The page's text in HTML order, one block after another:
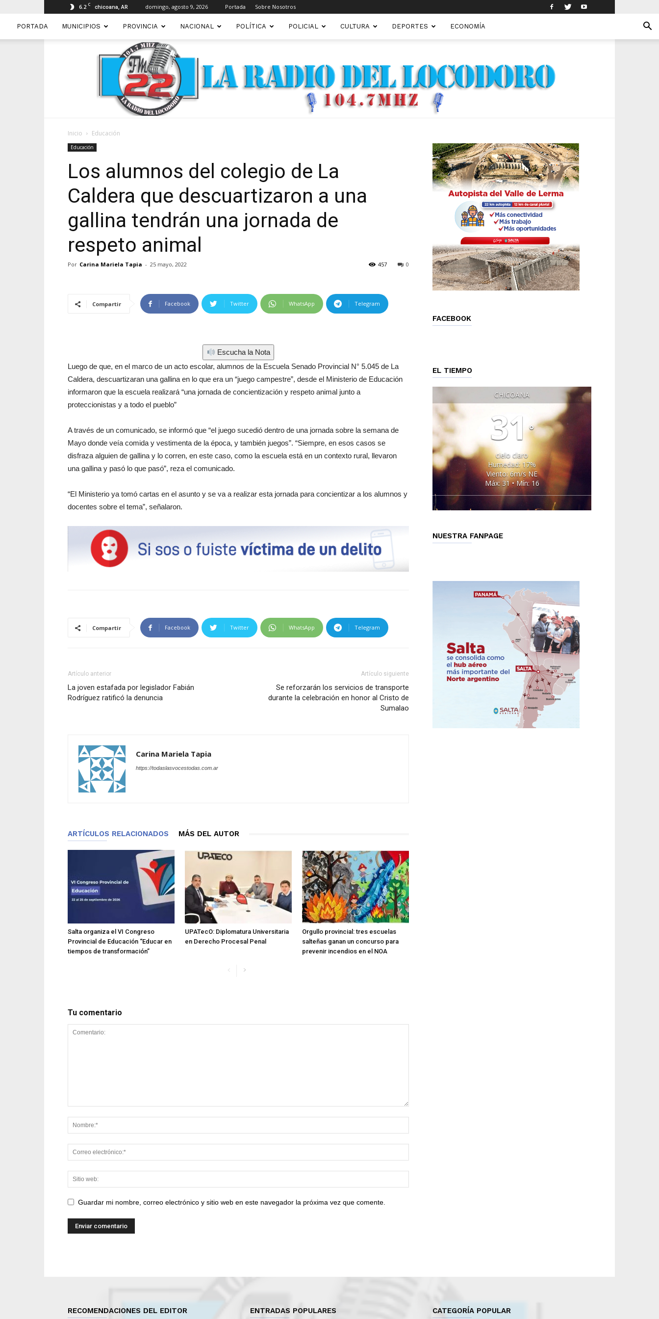
6.2 C chicoana, AR domingo, agosto 9, 2026 Portada Sobre Nosotros
PORTADA MUNICIPIOS PROVINCIA NACIONAL POLÍTICA POLICIAL CULTURA DEPORTES ECONOMÍA
Inicio Educación
Educación
Los alumnos del colegio de La
Caldera que descuartizaron a una
gallina tendrán una jornada de
respeto animal
Por Carina Mariela Tapia - 25 mayo, 2022 0
457
Compartir Facebook Twitter WhatsApp Telegram
Escucha la Nota
Luego de que, en el marco de un acto escolar, alumnos de la Escuela Senado Provincial N° 5.045 de La
Caldera, descuartizaran una gallina en lo que era un “juego campestre”, desde el Ministerio de Educación
informaron que la escuela realizará “una jornada de concientización y respeto animal junto a
proteccionistas y a todo el pueblo”
A través de un comunicado, se informó que “el juego sucedió dentro de una jornada sobre la semana de
Mayo donde veía comida y vestimenta de la época, y también juegos”. “Siempre, en esos casos se
disfraza alguien de gallina y lo corren, en este caso, como la escuela está en un contexto rural, llevaron
una gallina y pasó lo que pasó”, reza el comunicado.
“El Ministerio ya tomó cartas en el asunto y se va a realizar esta jornada para concientizar a los alumnos y
docentes sobre el tema”, señalaron.
Compartir Facebook Twitter WhatsApp Telegram
Artículo anterior
La joven estafada por legislador Fabián
Rodríguez ratificó la denuncia
Artículo siguiente
Se reforzarán los servicios de transporte
durante la celebración en honor al Cristo de
Sumalao
Carina Mariela Tapia
https://todaslasvocestodas.com.ar
ARTÍCULOS RELACIONADOS MÁS DEL AUTOR
Salta organiza el VI Congreso
Provincial de Educación “Educar en
tiempos de transformación”
UPATecO: Diplomatura Universitaria
en Derecho Procesal Penal
Orgullo provincial: tres escuelas
salteñas ganan un concurso para
prevenir incendios en el NOA
Tu comentario
Guardar mi nombre, correo electrónico y sitio web en este navegador la próxima vez que comente.
FACEBOOK
EL TIEMPO
CHICOANA
31°
cielo claro
Humedad: 17%
Viento: 6m/s NE
Máx: 31 • Mín: 16
NUESTRA FANPAGE
RECOMENDACIONES DEL EDITOR ENTRADAS POPULARES CATEGORÍA POPULAR